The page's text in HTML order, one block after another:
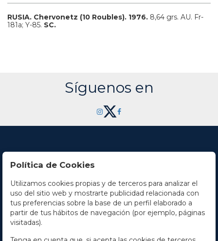
RUSIA. Chervonetz (10 Roubles). 1976. 8,64 grs. AU. Fr-
181a; Y-85. SC.
Síguenos en
Contacto
Horario
La empresa
Política de Cookies
Utilizamos cookies propias y de terceros para analizar el
uso del sitio web y mostrarte publicidad relacionada con
tus preferencias sobre la base de un perfil elaborado a
partir de tus hábitos de navegación (por ejemplo, páginas
visitadas).